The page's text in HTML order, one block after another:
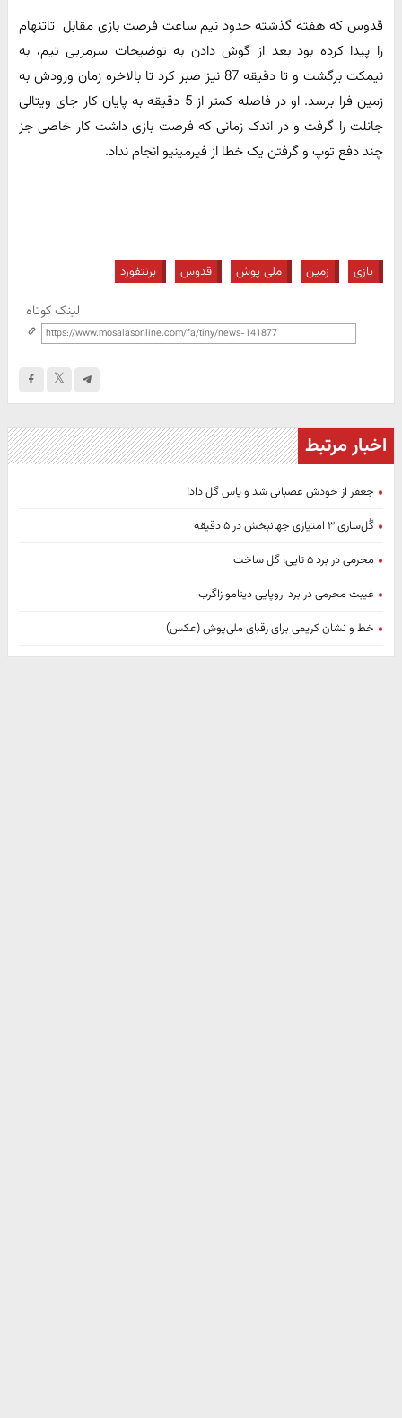
قدوس که هفته گذشته حدود نیم ساعت فرصت بازی مقابل تاتنهام
را پیدا کرده بود بعد از گوش دادن به توضیحات سرمربی تیم، به
نیمکت برگشت و تا دقیقه 87 نیز صبر کرد تا بالاخره زمان ورودش به
زمین فرا برسد. او در فاصله کمتر از 5 دقیقه به پایان کار جای ویتالی
جانلت را گرفت و در اندک زمانی که فرصت بازی داشت کار خاصی جز
چند دفع توپ و گرفتن یک خطا از فیرمینیو انجام نداد.
بازی زمین ملی پوش قدوس برنتفورد
لینک کوتاه
اخبار مرتبط
جعفر از خودش عصبانی شد و پاس گل داد!
گُل‌سازی ۳ امتیازی جهانبخش در ۵ دقیقه
محرمی در برد ۵ تایی، گل ساخت
غیبت محرمی در برد اروپایی دینامو زاگرب
خط و نشان کریمی برای رقبای ملی‌پوش (عکس)